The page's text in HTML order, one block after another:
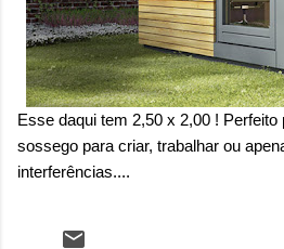
Esse daqui tem 2,50 x 2,00 ! Perfeito
sossego para criar, trabalhar ou
interferências....